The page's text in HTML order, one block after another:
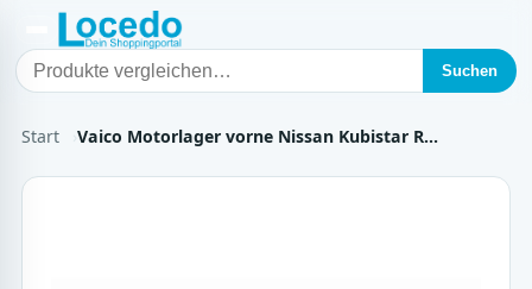
Suchen
Start Vaico Motorlager vorne Nissan Kubistar R…